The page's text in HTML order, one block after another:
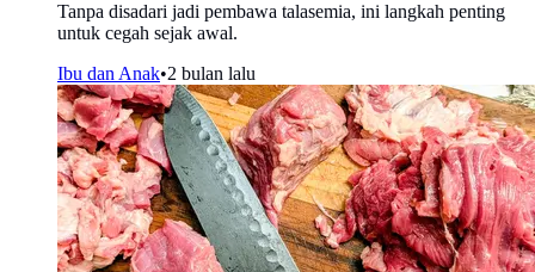
Tanpa disadari jadi pembawa talasemia, ini langkah penting
untuk cegah sejak awal.
Ibu dan Anak•2 bulan lalu